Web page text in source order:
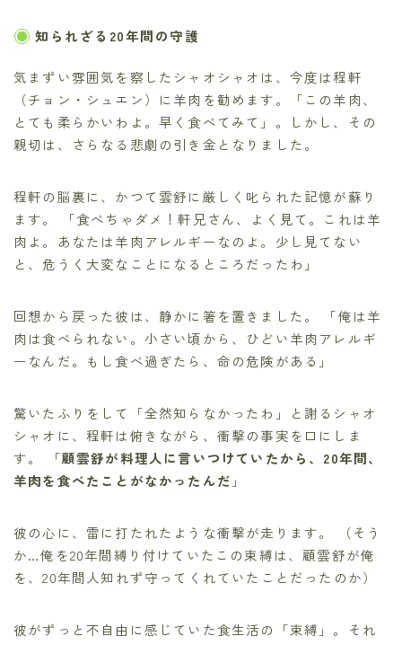
知られざる20年間の守護
気まずい雰囲気を察したシャオシャオは、今度は程軒
（チョン・シュエン）に羊肉を勧めます。「この羊肉、
とても柔らかいわよ。早く食べてみて」。しかし、その
親切は、さらなる悲劇の引き金となりました。
程軒の脳裏に、かつて雲舒に厳しく叱られた記憶が蘇り
ます。 「食べちゃダメ！軒兄さん、よく見て。これは羊
肉よ。あなたは羊肉アレルギーなのよ。少し見てない
と、危うく大変なことになるところだったわ」
回想から戻った彼は、静かに箸を置きました。 「俺は羊
肉は食べられない。小さい頃から、ひどい羊肉アレルギ
ーなんだ。もし食べ過ぎたら、命の危険がある」
驚いたふりをして「全然知らなかったわ」と謝るシャオ
シャオに、程軒は俯きながら、衝撃の事実を口にしま
す。 「顧雲舒が料理人に言いつけていたから、20年間、
羊肉を食べたことがなかったんだ 」
彼の心に、雷に打たれたような衝撃が走ります。 （そう
か…俺を20年間縛り付けていたこの束縛は、顧雲舒が俺
を、20年間人知れず守ってくれていたことだったのか）
彼がずっと不自由に感じていた食生活の「束縛」。それ